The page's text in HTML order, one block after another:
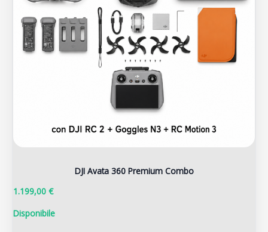
DJI Avata 360 Premium Combo
1.199,00 €
Disponibile